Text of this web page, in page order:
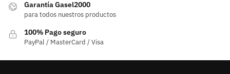
Garantía Gasel2000
para todos nuestros productos
100% Pago seguro
PayPal / MasterCard / Visa